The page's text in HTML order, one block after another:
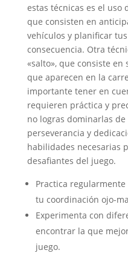
estas técnicas es el uso
que consisten en
vehículos y planificar
consecuencia. Otra
«salto», que consiste
que aparecen en la
importante tener en
requieren práctica y
no logras dominarlas
perseverancia y
habilidades necesarias
desafiantes del juego.
Practica
tu coordinación ojo-
Experimenta con
encontrar la que
juego.